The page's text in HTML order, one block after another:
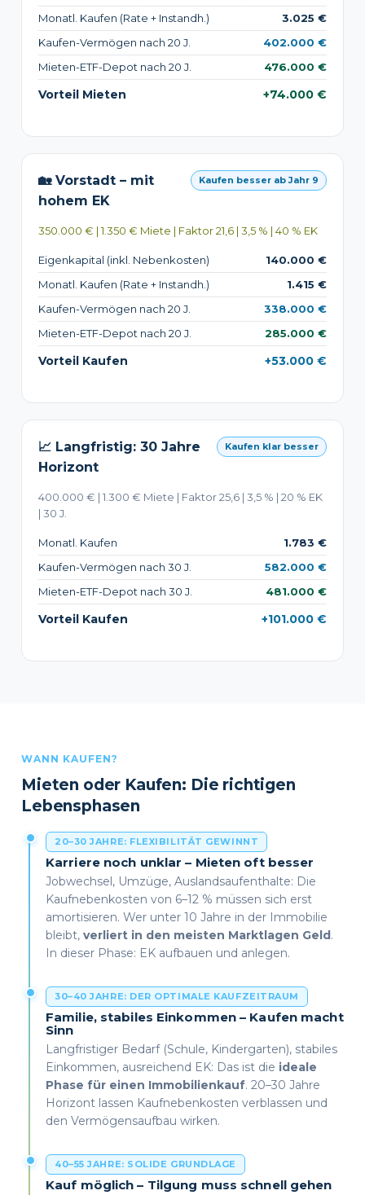
Monatl. Kaufen (Rate + Instandh.)
3.025 €
Kaufen-Vermögen nach 20 J.
402.000 €
Mieten-ETF-Depot nach 20 J.
476.000 €
Vorteil Mieten +74.000 €
🏡 Vorstadt – mit
hohem EK
Kaufen besser ab Jahr 9
350.000 € | 1.350 € Miete | Faktor 21,6 | 3,5 % | 40 % EK
Eigenkapital (inkl. Nebenkosten)
140.000 €
Monatl. Kaufen (Rate + Instandh.)
1.415 €
Kaufen-Vermögen nach 20 J.
338.000 €
Mieten-ETF-Depot nach 20 J.
285.000 €
Vorteil Kaufen +53.000 €
📈 Langfristig: 30 Jahre
Horizont
Kaufen klar besser
400.000 € | 1.300 € Miete | Faktor 25,6 | 3,5 % | 20 % EK
| 30 J.
Monatl. Kaufen
1.783 €
Kaufen-Vermögen nach 30 J.
582.000 €
Mieten-ETF-Depot nach 30 J.
481.000 €
Vorteil Kaufen +101.000 €
WANN KAUFEN?
Mieten oder Kaufen: Die richtigen
Lebensphasen
20–30 JAHRE: FLEXIBILITÄT GEWINNT
Karriere noch unklar – Mieten oft besser
Jobwechsel, Umzüge, Auslandsaufenthalte: Die
Kaufnebenkosten von 6–12 % müssen sich erst
amortisieren. Wer unter 10 Jahre in der Immobilie
bleibt, verliert in den meisten Marktlagen Geld.
In dieser Phase: EK aufbauen und anlegen.
30–40 JAHRE: DER OPTIMALE KAUFZEITRAUM
Familie, stabiles Einkommen – Kaufen macht
Sinn
Langfristiger Bedarf (Schule, Kindergarten), stabiles
Einkommen, ausreichend EK: Das ist die ideale
Phase für einen Immobilienkauf. 20–30 Jahre
Horizont lassen Kaufnebenkosten verblassen und
den Vermögensaufbau wirken.
40–55 JAHRE: SOLIDE GRUNDLAGE
Kauf möglich – Tilgung muss schnell gehen